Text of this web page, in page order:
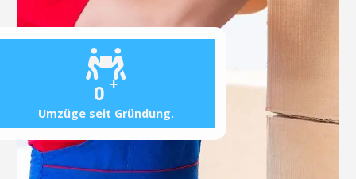
0 +
Umzüge seit Gründung.